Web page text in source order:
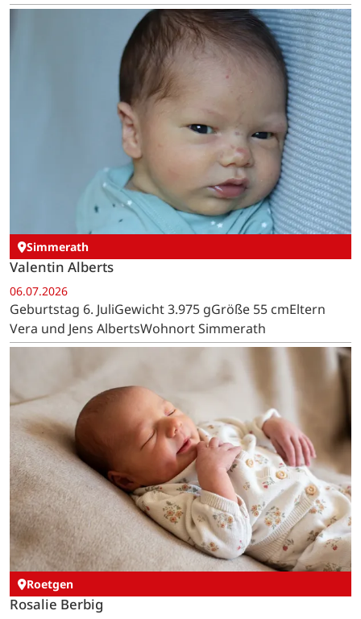
Simmerath
Valentin Alberts
06.07.2026
Geburtstag 6. JuliGewicht 3.975 gGröße 55 cmEltern
Vera und Jens AlbertsWohnort Simmerath
Roetgen
Rosalie Berbig